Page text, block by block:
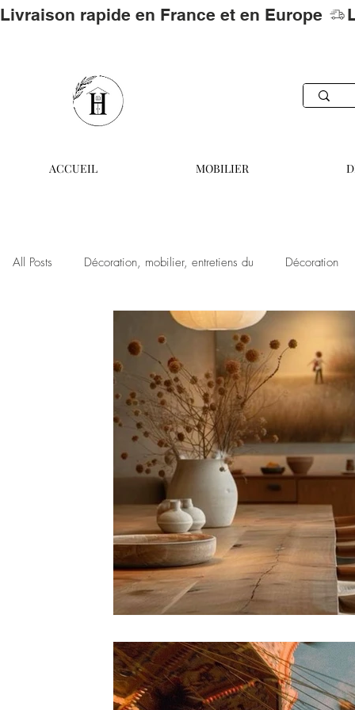
Livraison rapide en France et en Europe
ACCUEIL MOBILIER
All Posts Décoration, mobilier, entretiens du Décoration
Noël extraordinaire